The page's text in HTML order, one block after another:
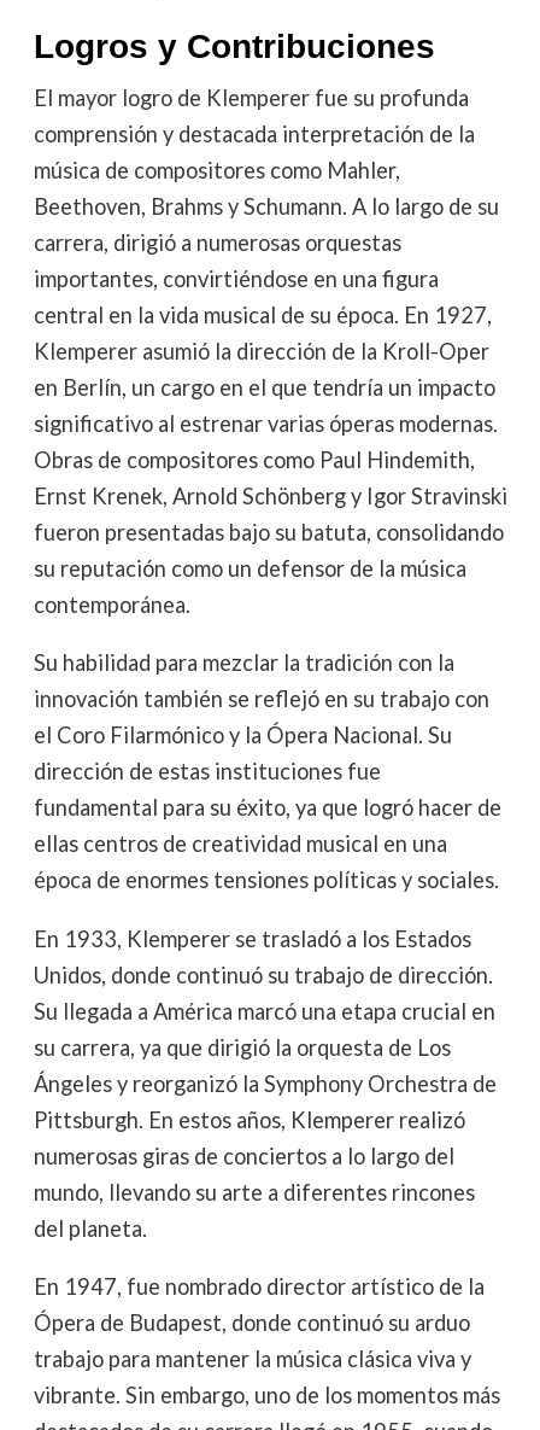
Logros y Contribuciones
El mayor logro de Klemperer fue su profunda
comprensión y destacada interpretación de la
música de compositores como Mahler,
Beethoven, Brahms y Schumann. A lo largo de su
carrera, dirigió a numerosas orquestas
importantes, convirtiéndose en una figura
central en la vida musical de su época. En 1927,
Klemperer asumió la dirección de la Kroll-Oper
en Berlín, un cargo en el que tendría un impacto
significativo al estrenar varias óperas modernas.
Obras de compositores como Paul Hindemith,
Ernst Krenek, Arnold Schönberg y Igor Stravinski
fueron presentadas bajo su batuta, consolidando
su reputación como un defensor de la música
contemporánea.
Su habilidad para mezclar la tradición con la
innovación también se reflejó en su trabajo con
el Coro Filarmónico y la Ópera Nacional. Su
dirección de estas instituciones fue
fundamental para su éxito, ya que logró hacer de
ellas centros de creatividad musical en una
época de enormes tensiones políticas y sociales.
En 1933, Klemperer se trasladó a los Estados
Unidos, donde continuó su trabajo de dirección.
Su llegada a América marcó una etapa crucial en
su carrera, ya que dirigió la orquesta de Los
Ángeles y reorganizó la Symphony Orchestra de
Pittsburgh. En estos años, Klemperer realizó
numerosas giras de conciertos a lo largo del
mundo, llevando su arte a diferentes rincones
del planeta.
En 1947, fue nombrado director artístico de la
Ópera de Budapest, donde continuó su arduo
trabajo para mantener la música clásica viva y
vibrante. Sin embargo, uno de los momentos más